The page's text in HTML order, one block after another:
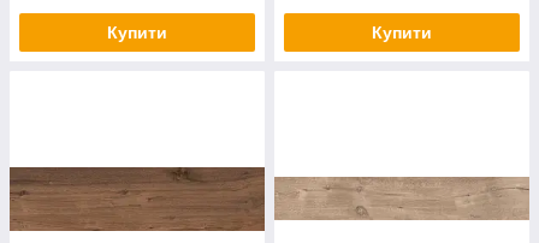
Купити Купити